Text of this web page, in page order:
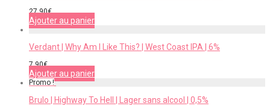
27,90€
Ajouter au panier
Verdant | Why Am I Like This? | West Coast IPA | 6%
7,90€
Ajouter au panier
Promo !
Brulo | Highway To Hell | Lager sans alcool | 0,5%